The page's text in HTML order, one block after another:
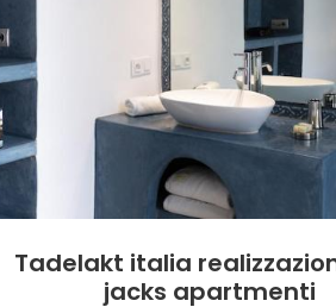
Tadelakt italia
jacks apartmenti